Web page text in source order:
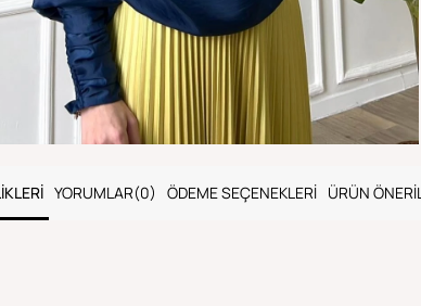
YORUMLAR(0) ÖDEME SEÇENEKLERI ÜRÜN